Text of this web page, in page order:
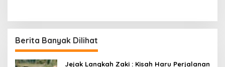
Berita Banyak Dilihat
Jejak Langkah Zaki : Kisah Haru Perjalanan